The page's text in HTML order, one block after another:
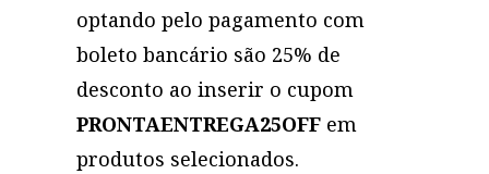
optando pelo pagamento com
boleto bancário são 25% de
desconto ao inserir o cupom
PRONTAENTREGA25OFF em
produtos selecionados.